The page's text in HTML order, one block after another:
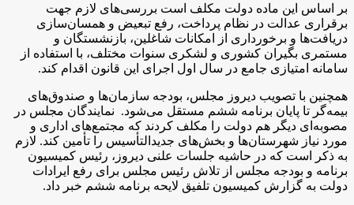
بر اساس این ماده دولت مکلف است بررسی‌های لازم جهت
برقراری عدالت در نظام پرداخت، رفع تبعیض و همسان‌سازی
دریافت‌ها و برخورداری از امکانات شاغلین، بازنشستگان و
مستمری بگیران کشوری و لشکری سنوات مختلف، با استفاده از
سامانه امتیازی جامع در سال اول اجرای این قانون اقدام کند.
همچنین با تصویب دیروز مجلس، بودجه سازمان‌ها و صندوق‌های
بیمه‌گر تا پایان برنامه ششم مستقل می‌شود. نمایندگان مجلس در
مصوبه‌ای دیگر هم دولت را مکلف کردند که مجتمع‌های اداری و
مورد نیاز شهرستان‌ها و بخش‌های جدیدالتأسیس را تأمین کند. لازم
به ذکر است که در حاشیه جلسات علنی دیروز، رئیس کمیسیون
برنامه و بودجه مجلس از تلاش رئیس مجلس برای رفع ایرادات
دولت به گزارش کمیسیون تلفیق لایحه برنامه ششم خبر داد.